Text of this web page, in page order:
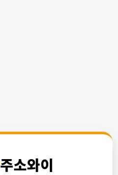
주소와이